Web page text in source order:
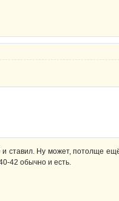
ставил. Ну может, потолще
42 обычно и есть.